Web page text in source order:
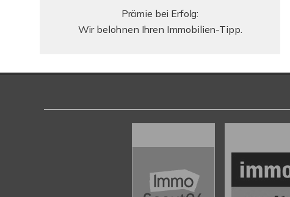
Prämie bei Erfolg:
Wir belohnen Ihren Immobilien-Tipp.